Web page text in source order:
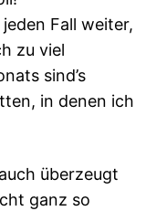
Fall weiter,
zu viel
sind’s
in denen ich
überzeugt
ganz so